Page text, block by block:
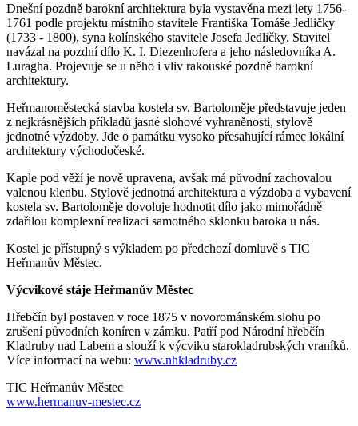
Dnešní pozdně barokní architektura byla vystavěna mezi lety 1756-
1761 podle projektu místního stavitele Františka Tomáše Jedličky
(1733 - 1800), syna kolínského stavitele Josefa Jedličky. Stavitel
navázal na pozdní dílo K. I. Diezenhofera a jeho následovníka A.
Luragha. Projevuje se u něho i vliv rakouské pozdně barokní
architektury.
Heřmanoměstecká stavba kostela sv. Bartoloměje představuje jeden
z nejkrásnějších příkladů jasné slohové vyhraněnosti, stylově
jednotné výzdoby. Jde o památku vysoko přesahující rámec lokální
architektury východočeské.
Kaple pod věží je nově upravena, avšak má původní zachovalou
valenou klenbu. Stylově jednotná architektura a výzdoba a vybavení
kostela sv. Bartoloměje dovoluje hodnotit dílo jako mimořádně
zdařilou komplexní realizaci samotného sklonku baroka u nás.
Kostel je přístupný s výkladem po předchozí domluvě s TIC
Heřmanův Městec.
Výcvikové stáje Heřmanův Městec
Hřebčín byl postaven v roce 1875 v novorománském slohu po
zrušení původních koníren v zámku. Patří pod Národní hřebčín
Kladruby nad Labem a slouží k výcviku starokladrubských vraníků.
Více informací na webu: www.nhkladruby.cz
TIC Heřmanův Městec
www.hermanuv-mestec.cz